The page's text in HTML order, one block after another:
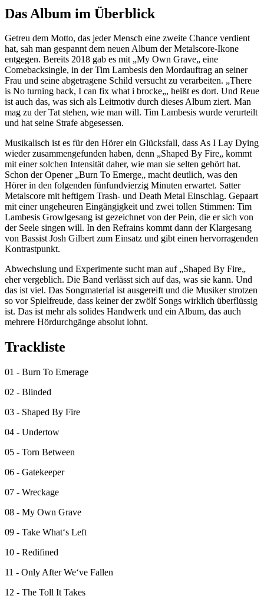
Das Album im Überblick
Getreu dem Motto, das jeder Mensch eine zweite Chance verdient
hat, sah man gespannt dem neuen Album der Metalscore-Ikone
entgegen. Bereits 2018 gab es mit „My Own Grave„ eine
Comebacksingle, in der Tim Lambesis den Mordauftrag an seiner
Frau und seine abgetragene Schild versucht zu verarbeiten. „There
is No turning back, I can fix what i brocke„, heißt es dort. Und Reue
ist auch das, was sich als Leitmotiv durch dieses Album ziert. Man
mag zu der Tat stehen, wie man will. Tim Lambesis wurde verurteilt
und hat seine Strafe abgesessen.
Musikalisch ist es für den Hörer ein Glücksfall, dass As I Lay Dying
wieder zusammengefunden haben, denn „Shaped By Fire„ kommt
mit einer solchen Intensität daher, wie man sie selten gehört hat.
Schon der Opener „Burn To Emerge„ macht deutlich, was den
Hörer in den folgenden fünfundvierzig Minuten erwartet. Satter
Metalscore mit heftigem Trash- und Death Metal Einschlag. Gepaart
mit einer ungeheuren Eingängigkeit und zwei tollen Stimmen: Tim
Lambesis Growlgesang ist gezeichnet von der Pein, die er sich von
der Seele singen will. In den Refrains kommt dann der Klargesang
von Bassist Josh Gilbert zum Einsatz und gibt einen hervorragenden
Kontrastpunkt.
Abwechslung und Experimente sucht man auf „Shaped By Fire„
eher vergeblich. Die Band verlässt sich auf das, was sie kann. Und
das ist viel. Das Songmaterial ist ausgereift und die Musiker strotzen
so vor Spielfreude, dass keiner der zwölf Songs wirklich überflüssig
ist. Das ist mehr als solides Handwerk und ein Album, das auch
mehrere Hördurchgänge absolut lohnt.
Trackliste
01 - Burn To Emerage
02 - Blinded
03 - Shaped By Fire
04 - Undertow
05 - Torn Between
06 - Gatekeeper
07 - Wreckage
08 - My Own Grave
09 - Take What‘s Left
10 - Redifined
11 - Only After We‘ve Fallen
12 - The Toll It Takes